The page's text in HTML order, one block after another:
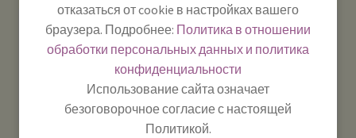
Как пользоваться
Полезная информация
Системы Связи:
г. Красноярск, ул.
Работаем:Пн-Пт:
10:00–18:00
-
Телефон:+7-
391-249-1040
Тел.|WA|Telegram:
+79029904090
отказаться от cookie в настройках вашего
браузера. Подробнее: Политика в отношении
обработки персональных данных и политика
конфиденциальности
Использование сайта означает
безоговорочное согласие с настоящей
Политикой.